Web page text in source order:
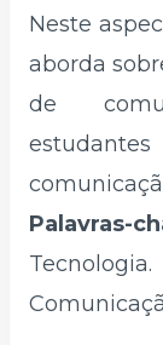
Neste
aborda
de
Palavras-